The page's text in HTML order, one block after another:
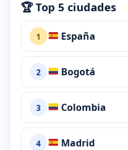
🏆 Top 5 ciudades
1 España
2 Bogotá
3 Colombia
4 Madrid